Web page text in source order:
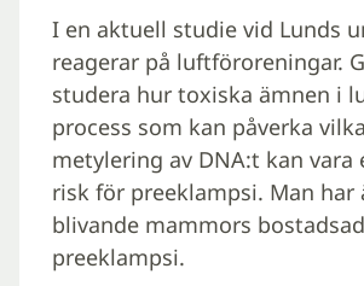
I en aktuell studie vid Lunds
reagerar på luftföroreningar.
studera hur toxiska ämnen i
process som kan påverka
metylering av DNA:t kan
risk för preeklampsi. Man
blivande mammors
preeklampsi.